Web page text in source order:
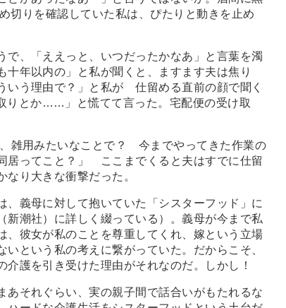
切りを確認していた私は、ぴたりと動きを止め
、「ええっと、いつだったかなあ」と言葉を濁
年以内の」と私が聞くと、ますます夫は焦り
いう理由で？」と私が 仕留める直前の顔で聞く
りとか… …」と慌てて言った。宅配便の受け取
雑用みたいなことで？ 今までやってきた作業の
居ってこと？」 ここまでくると夫はすでに仕留
り大きな衝撃だった。
義母に対して抱いていた「シスターフッド」に
新潮社）に詳しく綴っている）。義母が今まで私
彼女が私のことを尊重してくれ、嫁という立場
という私の考えに繋がっていた。だからこそ、
護を引き受けた理由がそれなのだ。しかし！
それぐらい、実の親子間で話合いがもたれるな